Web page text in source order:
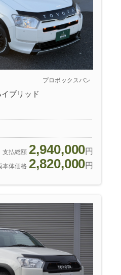
プロボックスバン
ブリッド
支払総額 2,940,000円
本体価格 2,820,000円